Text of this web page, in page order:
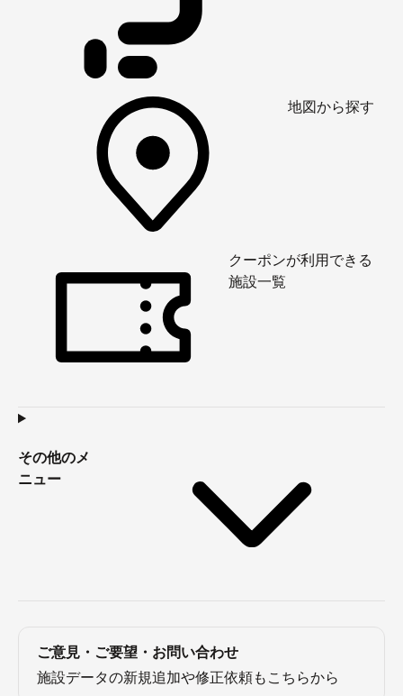
地図から探す
クーポンが利用できる
施設一覧
その他のメ
ニュー
ご意見・ご要望・お問い合わせ
施設データの新規追加や修正依頼もこちらから